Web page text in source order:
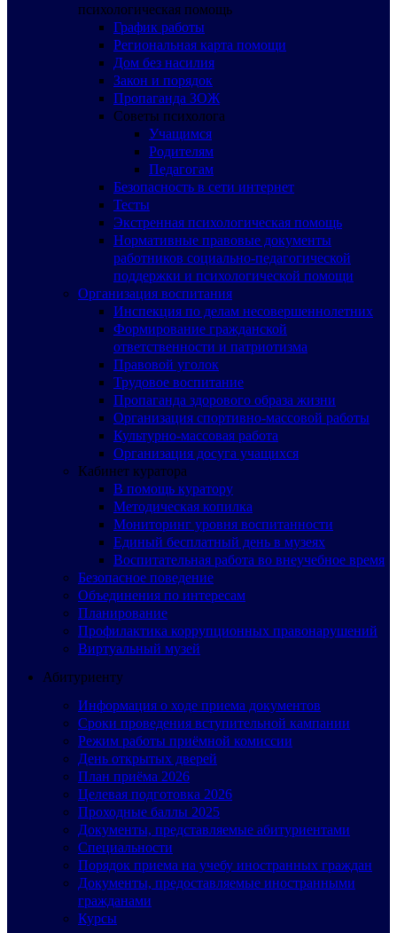
психологическая помощь
График работы
Региональная карта помощи
Дом без насилия
Закон и порядок
Пропаганда ЗОЖ
Советы психолога
Учащимся
Родителям
Педагогам
Безопасность в сети интернет
Тесты
Экстренная психологическая помощь
Нормативные правовые документы
работников социально-педагогической
поддержки и психологической помощи
Организация воспитания
Инспекция по делам несовершеннолетних
Формирование гражданской
ответственности и патриотизма
Правовой уголок
Трудовое воспитание
Пропаганда здорового образа жизни
Организация спортивно-массовой работы
Культурно-массовая работа
Организация досуга учащихся
Кабинет куратора
В помощь куратору
Методическая копилка
Мониторинг уровня воспитанности
Единый бесплатный день в музеях
Воспитательная работа во внеучебное время
Безопасное поведение
Объединения по интересам
Планирование
Профилактика коррупционных правонарушений
Виртуальный музей
Абитуриенту
Информация о ходе приема документов
Сроки проведения вступительной кампании
Режим работы приёмной комиссии
День открытых дверей
План приёма 2026
Целевая подготовка 2026
Проходные баллы 2025
Документы, представляемые абитуриентами
Специальности
Порядок приема на учебу иностранных граждан
Документы, предоставляемые иностранными
гражданами
Курсы